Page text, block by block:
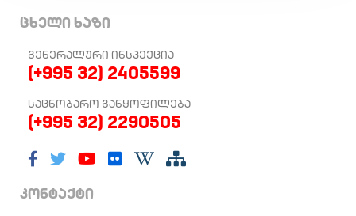
ცხელი ხაზი
ᲒᲔᲜᲔᲠᲐᲚᲣᲠᲘ ᲘᲜᲡᲞᲔᲥᲪᲘᲐ
(+995 32) 2405599
ᲡᲐᲪᲜᲝᲑᲐᲠᲝ ᲒᲐᲜᲧᲝᲤᲘᲚᲔᲑᲐ
(+995 32) 2290505
კონტაქტი